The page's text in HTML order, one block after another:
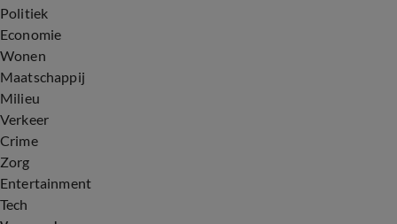
Politiek
Economie
Wonen
Maatschappij
Milieu
Verkeer
Crime
Zorg
Entertainment
Tech